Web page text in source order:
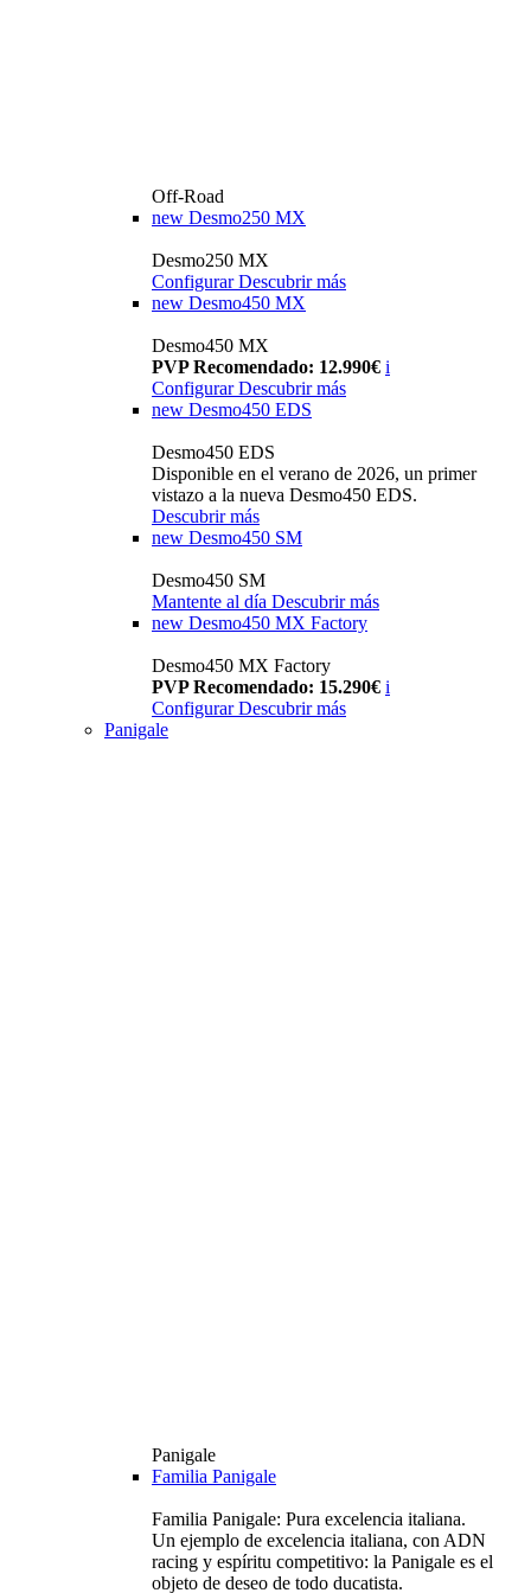
Off-Road
new Desmo250 MX
Desmo250 MX
Configurar Descubrir más
new Desmo450 MX
Desmo450 MX
PVP Recomendado: 12.990€ i
Configurar Descubrir más
new Desmo450 EDS
Desmo450 EDS
Disponible en el verano de 2026, un primer
vistazo a la nueva Desmo450 EDS.
Descubrir más
new Desmo450 SM
Desmo450 SM
Mantente al día Descubrir más
new Desmo450 MX Factory
Desmo450 MX Factory
PVP Recomendado: 15.290€ i
Configurar Descubrir más
Panigale
Panigale
Familia Panigale
Familia Panigale: Pura excelencia italiana.
Un ejemplo de excelencia italiana, con ADN
racing y espíritu competitivo: la Panigale es el
objeto de deseo de todo ducatista.